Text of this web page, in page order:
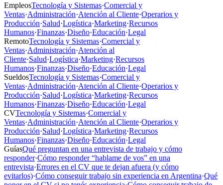
EmpleosTecnología y Sistemas·Comercial y
Ventas·Administración·Atención al Cliente·Operarios y
Producción·Salud·Logística·Marketing·Recursos
Humanos·Finanzas·Diseño·Educación·Legal
RemotoTecnología y Sistemas·Comercial y
Ventas·Administración·Atención al
Cliente·Salud·Logística·Marketing·Recursos
Humanos·Finanzas·Diseño·Educación·Legal
SueldosTecnología y Sistemas·Comercial y
Ventas·Administración·Atención al Cliente·Operarios y
Producción·Salud·Logística·Marketing·Recursos
Humanos·Finanzas·Diseño·Educación·Legal
CVTecnología y Sistemas·Comercial y
Ventas·Administración·Atención al Cliente·Operarios y
Producción·Salud·Logística·Marketing·Recursos
Humanos·Finanzas·Diseño·Educación·Legal
GuíasQué preguntan en una entrevista de trabajo y cómo
responder·Cómo responder “hablame de vos” en una
entrevista·Errores en el CV que te dejan afuera (y cómo
evitarlos)·Cómo conseguir trabajo sin experiencia en Argentina·Qué